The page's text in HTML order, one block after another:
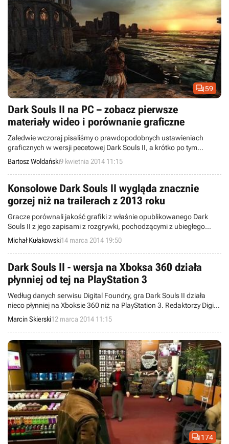
natomiast ekipa tvgry.pl przygotowała zestawienie z edycją na
PlayStation 4. Zapraszamy do oglądania.
59
Dark Souls II na PC – zobacz pierwsze
materiały wideo i porównanie graficzne
Zaledwie wczoraj pisaliśmy o prawdopodobnych ustawieniach
graficznych w wersji pecetowej Dark Souls II, a krótko po tym
doczekaliśmy się pierwszych zapisów rozgrywki oraz porównania
warstwy wizualnej. Czy potwierdziły się wcześniejsze doniesienia?
Czy kontynuacja mrocznego RPG-a akcji będzie wyglądać na
komputerach osobistych tak, jak na pierwszych zwiastunach?
Bartosz Woldański9 kwietnia 2014 11:15
Konsolowe Dark Souls II wygląda znacznie
gorzej niż na trailerach z 2013 roku
Gracze porównali jakość grafiki z właśnie opublikowanego Dark
Souls II z jego zapisami z rozgrywki, pochodzącymi z ubiegłego
roku. Różnica pomiędzy obiema wersjami jest bardzo duża i to na
niekorzyść ostatecznego produktu. Wiele osób podejrzewa więc, że
fragmenty gameplayu pochodziły z bardziej efektownej, pecetowej
edycji tytułu.
Michał Kułakowski14 marca 2014 19:50
Dark Souls II - wersja na Xboksa 360 działa
płynniej od tej na PlayStation 3
Według danych serwisu Digital Foundry, gra Dark Souls II działa
nieco płynniej na Xboksie 360 niż na PlayStation 3. Redaktorzy Digital
Foundry porównali wersje na obie konsole w obszernym artykule.
Udostępnili też filmy zestawiające ze sobą poziom oprawy graficznej
i płynność animacji na wspomnianych platformach sprzętowych.
Marcin Skierski12 marca 2014 11:15
174